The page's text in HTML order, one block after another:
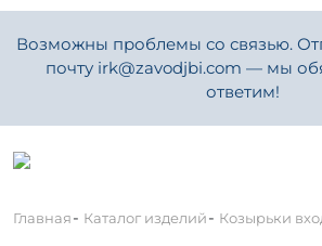
Возможны проблемы со связью.
почту irk@zavodjbi.com — мы
ответим!
Главная- Каталог изделий- Козырьки